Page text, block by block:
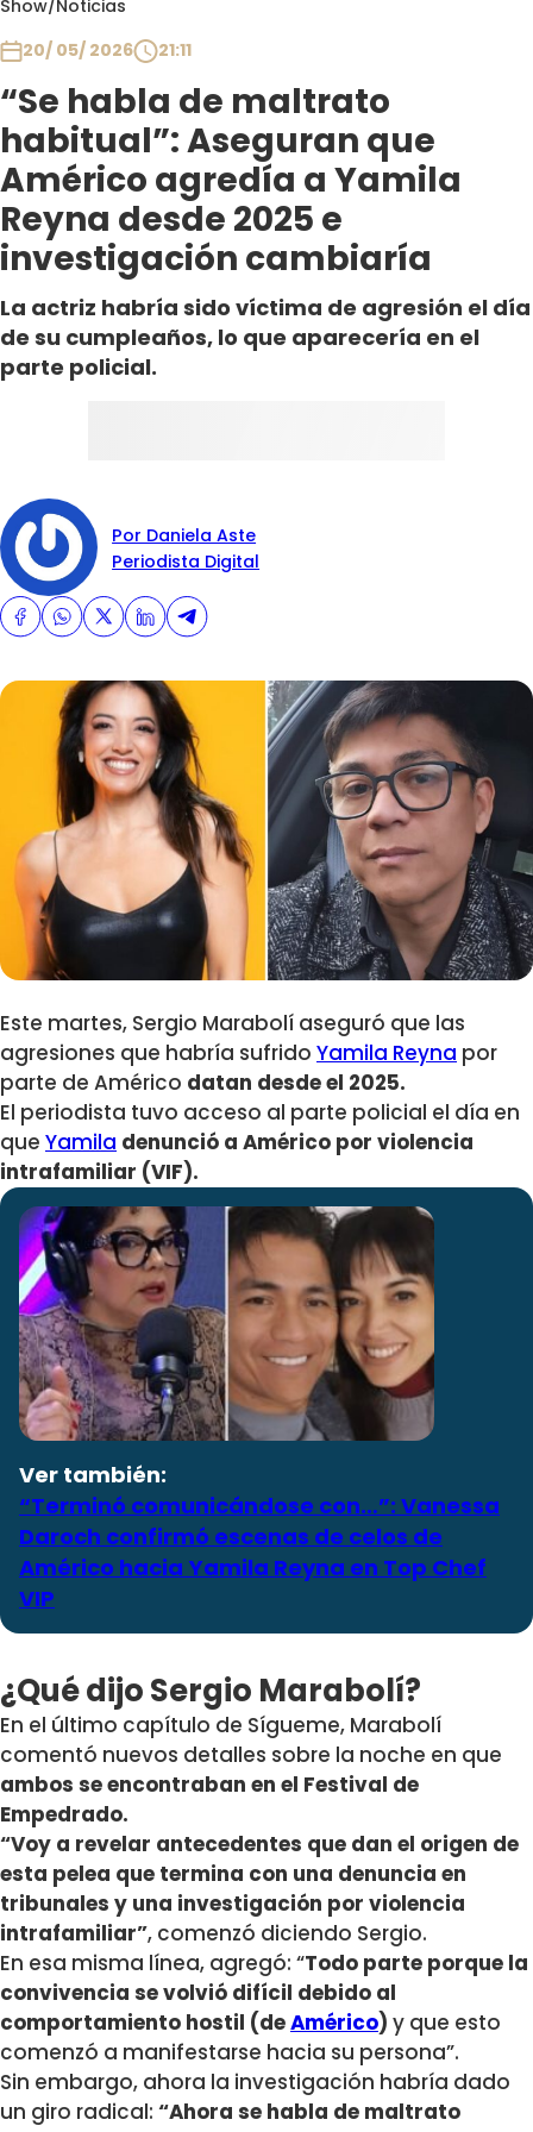
Show/Noticias
20/ 05/ 2026
21:11
“Se habla de maltrato
habitual”: Aseguran que
Américo agredía a Yamila
Reyna desde 2025 e
investigación cambiaría
La actriz habría sido víctima de agresión el día
de su cumpleaños, lo que aparecería en el
parte policial.
Por Daniela Aste
Periodista Digital
Este martes, Sergio Marabolí aseguró que las
agresiones que habría sufrido Yamila Reyna por
parte de Américo datan desde el 2025.
El periodista tuvo acceso al parte policial el día en
que Yamila denunció a Américo por violencia
intrafamiliar (VIF).
Ver también:
“Terminó comunicándose con…”: Vanessa
Daroch confirmó escenas de celos de
Américo hacia Yamila Reyna en Top Chef
VIP
¿Qué dijo Sergio Marabolí?
En el último capítulo de Sígueme, Marabolí
comentó nuevos detalles sobre la noche en que
ambos se encontraban en el Festival de
Empedrado.
“Voy a revelar antecedentes que dan el origen de
esta pelea que termina con una denuncia en
tribunales y una investigación por violencia
intrafamiliar”, comenzó diciendo Sergio.
En esa misma línea, agregó: “Todo parte porque la
convivencia se volvió difícil debido al
comportamiento hostil (deAmérico) y que esto
comenzó a manifestarse hacia su persona”.
Sin embargo, ahora la investigación habría dado
un giro radical: “Ahora se habla de maltrato
Club De La Comedia
Contigo en Directo
Plan Perfecto
El Tiempo
Sabingo
Todos Los Programas